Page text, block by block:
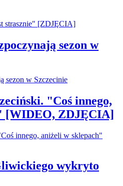
sezon w
"Coś innego,
[WIDEO, ZDJĘCIA]
wykryto